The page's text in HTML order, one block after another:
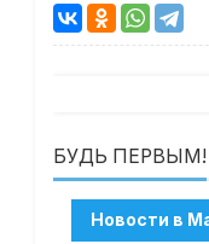
БУДЬ ПЕРВЫМ!